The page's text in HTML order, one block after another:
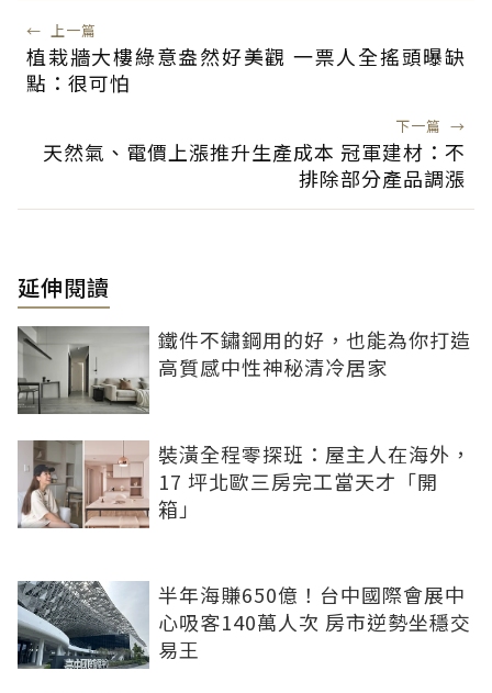
← 上一篇
植栽牆大樓綠意盎然好美觀 一票人全搖頭曝缺
點：很可怕
下一篇 →
天然氣、電價上漲推升生產成本 冠軍建材：不
排除部分產品調漲
延伸閱讀
鐵件不鏽鋼用的好，也能為你打造
高質感中性神秘清冷居家
裝潢全程零探班：屋主人在海外，
17 坪北歐三房完工當天才「開
箱」
半年海賺650億！台中國際會展中
心吸客140萬人次 房市逆勢坐穩交
易王